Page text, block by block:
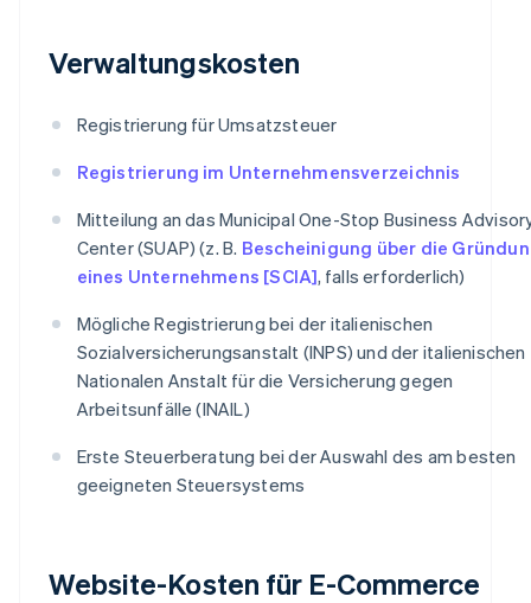
Verwaltungskosten
Registrierung für Umsatzsteuer
Registrierung im Unternehmensverzeichnis
Mitteilung an das Municipal One-Stop Business
Center (SUAP) (z. B. Bescheinigung über die
eines Unternehmens [SCIA], falls erforderlich)
Mögliche Registrierung bei der italienischen
Sozialversicherungsanstalt (INPS) und der italienischen
Nationalen Anstalt für die Versicherung gegen
Arbeitsunfälle (INAIL)
Erste Steuerberatung bei der Auswahl des am besten
geeigneten Steuersystems
Website-Kosten für E-Commerce